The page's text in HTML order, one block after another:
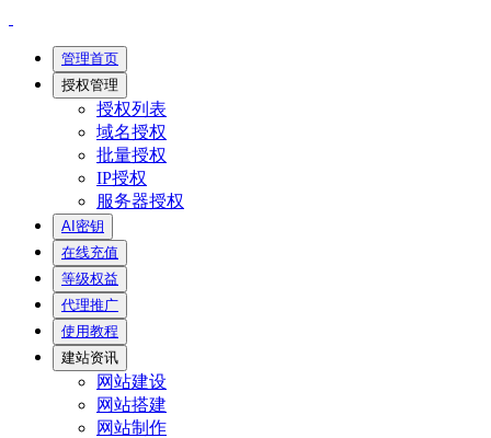
管理首页
授权管理
授权列表
域名授权
批量授权
IP授权
服务器授权
AI密钥
在线充值
等级权益
代理推广
使用教程
建站资讯
网站建设
网站搭建
网站制作